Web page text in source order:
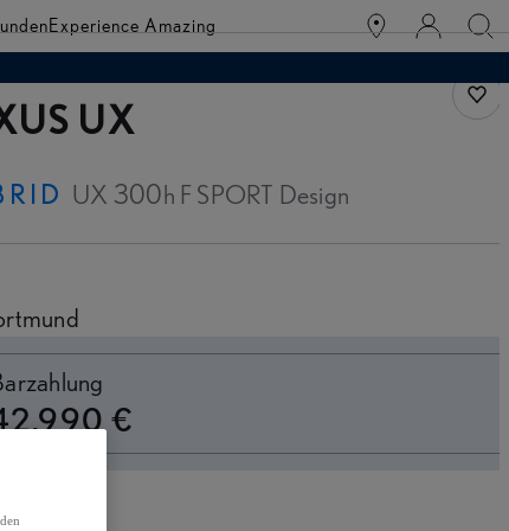
Experience Amazing
UX
UX 300h F SPORT Design
to monthly
€